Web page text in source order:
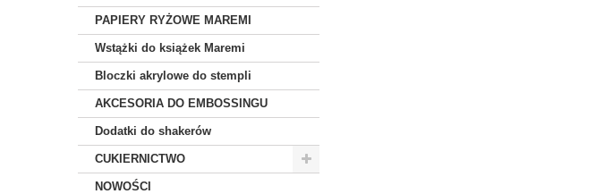
PAPIERY RYŻOWE MAREMI
Wstążki do książek Maremi
Bloczki akrylowe do stempli
AKCESORIA DO EMBOSSINGU
Dodatki do shakerów
CUKIERNICTWO
NOWOŚCI